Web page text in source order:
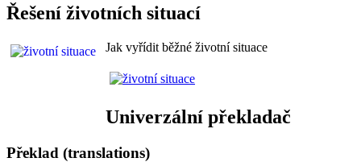
Řešení životních situací
Jak vyřídit běžné životní situace
Univerzální překladač
Překlad (translations)